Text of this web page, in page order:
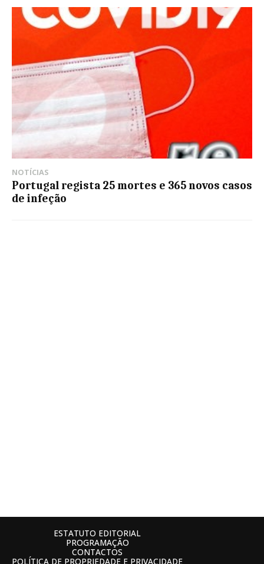
NOTÍCIAS
Portugal regista 25 mortes e 365 novos casos
de infeção
ESTATUTO EDITORIAL
PROGRAMAÇÃO
CONTACTOS
POLÍTICA DE PROPRIEDADE E PRIVACIDADE